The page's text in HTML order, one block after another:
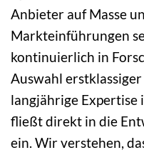
Anbieter auf Masse
Markteinführungen
kontinuierlich in
Auswahl
langjährige
fließt direkt in die
ein. Wir verstehen,